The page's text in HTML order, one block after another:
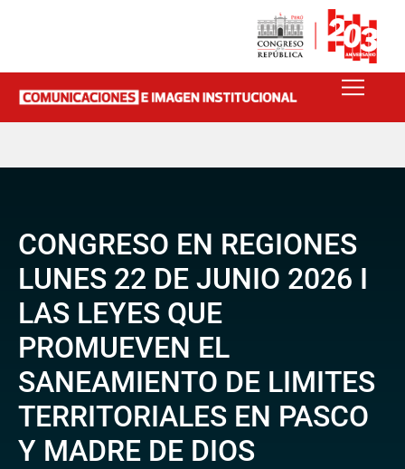
CONGRESO EN REGIONES
LUNES 22 DE JUNIO 2026 I
LAS LEYES QUE
PROMUEVEN EL
SANEAMIENTO DE LIMITES
TERRITORIALES EN PASCO
Y MADRE DE DIOS